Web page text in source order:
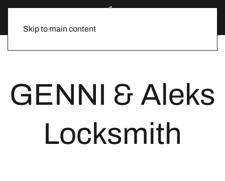
Skip to main content
GENNI & Aleks
Locksmith